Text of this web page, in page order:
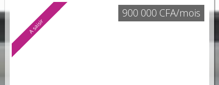
A saisir
900 000 CFA/mois